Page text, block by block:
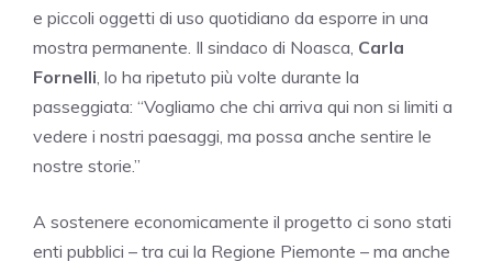
e piccoli oggetti di uso quotidiano da esporre in una
mostra permanente. Il sindaco di Noasca, Carla
Fornelli , lo ha ripetuto più volte durante la
passeggiata: “Vogliamo che chi arriva qui non si limiti a
vedere i nostri paesaggi, ma possa anche sentire le
nostre storie.”
A sostenere economicamente il progetto ci sono stati
enti pubblici – tra cui la Regione Piemonte – ma anche